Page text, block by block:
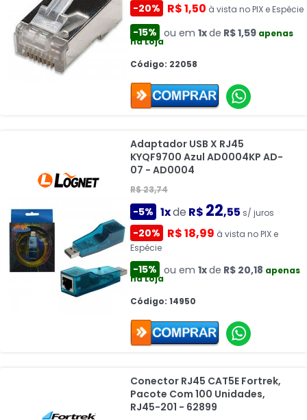
-20% R$ 1,50 à vista no PIX e Espécie
-15% ou em 1xde R$ 1,59 apenas
na Loja
Código: 22058
Adaptador USB X RJ45
KYQF9700 Azul AD0004KP AD-
07 - AD0004
R$ 23,74
-5% 1xde R$ 22,55 s/ juros
-20% R$ 18,99 à vista no PIX e
Espécie
-15% ou em 1xde R$ 20,18 apenas
na Loja
Código: 14950
Conector RJ45 CAT5E Fortrek,
Pacote Com 100 Unidades,
RJ45-201 - 62899